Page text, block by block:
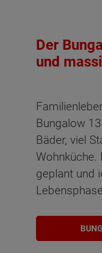
Der
und
Bungalow
Bäder, viel
Wohnküche.
geplant und